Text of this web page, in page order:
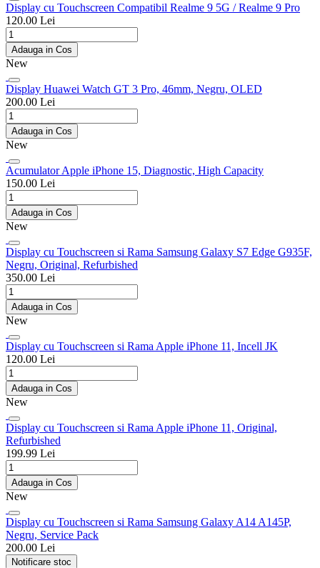
Display cu Touchscreen Compatibil Realme 9 5G / Realme 9 Pro
120.00 Lei
Adauga in Cos
New
Display Huawei Watch GT 3 Pro, 46mm, Negru, OLED
200.00 Lei
Adauga in Cos
New
Acumulator Apple iPhone 15, Diagnostic, High Capacity
150.00 Lei
Adauga in Cos
New
Display cu Touchscreen si Rama Samsung Galaxy S7 Edge G935F,
Negru, Original, Refurbished
350.00 Lei
Adauga in Cos
New
Display cu Touchscreen si Rama Apple iPhone 11, Incell JK
120.00 Lei
Adauga in Cos
New
Display cu Touchscreen si Rama Apple iPhone 11, Original,
Refurbished
199.99 Lei
Adauga in Cos
New
Display cu Touchscreen si Rama Samsung Galaxy A14 A145P,
Negru, Service Pack
200.00 Lei
Notificare stoc